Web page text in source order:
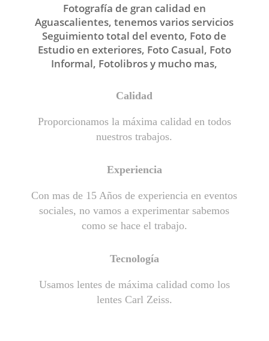
Fotografía de gran calidad en
Aguascalientes, tenemos varios servicios
Seguimiento total del evento, Foto de
Estudio en exteriores, Foto Casual, Foto
Informal, Fotolibros y mucho mas,
Calidad
Proporcionamos la máxima calidad en todos
nuestros trabajos.
Experiencia
Con mas de 15 Años de experiencia en eventos
sociales, no vamos a experimentar sabemos
como se hace el trabajo.
Tecnología
Usamos lentes de máxima calidad como los
lentes Carl Zeiss.